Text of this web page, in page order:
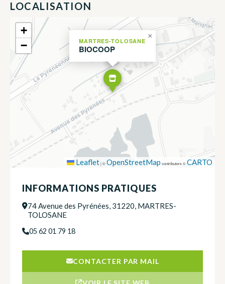
LOCALISATION
MARTRES-TOLOSANE
BIOCOOP
×
+
−
Leaflet|©OpenStreetMap contributors ©CARTO
INFORMATIONS PRATIQUES
74 Avenue des Pyrénées, 31220, MARTRES-
TOLOSANE
05 62 01 79 18
CONTACTER PAR MAIL